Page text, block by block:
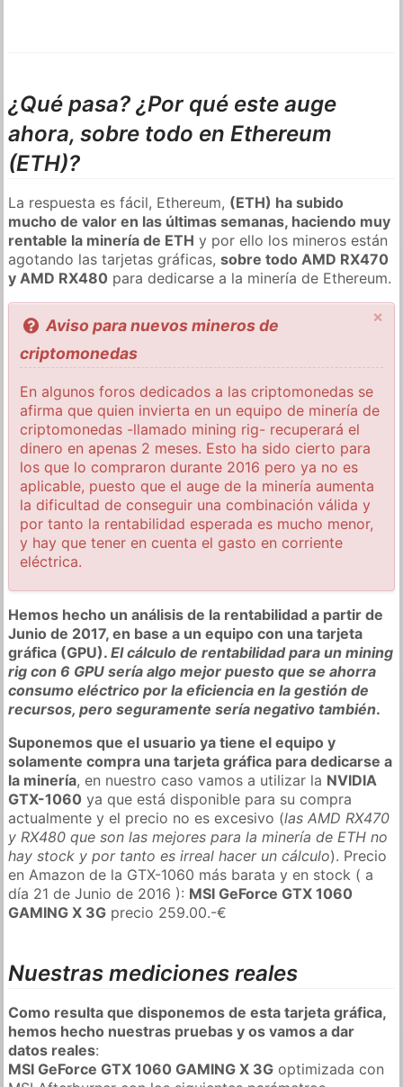
¿Qué pasa? ¿Por qué este auge
ahora, sobre todo en Ethereum
(ETH)?
La respuesta es fácil, Ethereum, (ETH) ha subido
mucho de valor en las últimas semanas, haciendo muy
rentable la minería de ETH y por ello los mineros están
agotando las tarjetas gráficas,sobre todo AMD RX470
y AMD RX480 para dedicarse a la minería de Ethereum.
×
Aviso para nuevos mineros de
criptomonedas
En algunos foros dedicados a las criptomonedas se
afirma que quien invierta en un equipo de minería de
criptomonedas -llamado mining rig- recuperará el
dinero en apenas 2 meses. Esto ha sido cierto para
los que lo compraron durante 2016 pero ya no es
aplicable, puesto que el auge de la minería aumenta
la dificultad de conseguir una combinación válida y
por tanto la rentabilidad esperada es mucho menor,
y hay que tener en cuenta el gasto en corriente
eléctrica.
Hemos hecho un análisis de la rentabilidad a partir de
Junio de 2017, en base a un equipo con una tarjeta
gráfica (GPU).El cálculo de rentabilidad para un mining
rig con 6 GPU sería algo mejor puesto que se ahorra
consumo eléctrico por la eficiencia en la gestión de
recursos, pero seguramente sería negativo también.
Suponemos que el usuario ya tiene el equipo y
solamente compra una tarjeta gráfica para dedicarse a
la minería, en nuestro caso vamos a utilizar la NVIDIA
GTX-1060 ya que está disponible para su compra
actualmente y el precio no es excesivo (las AMD RX470
y RX480 que son las mejores para la minería de ETH no
hay stock y por tanto es irreal hacer un cálculo). Precio
en Amazon de la GTX-1060 más barata y en stock ( a
día 21 de Junio de 2016 ): MSI GeForce GTX 1060
GAMING X 3G precio 259.00.-€
Nuestras mediciones reales
Como resulta que disponemos de esta tarjeta gráfica,
hemos hecho nuestras pruebas y os vamos a dar
datos reales:
MSI GeForce GTX 1060 GAMING X 3G optimizada con